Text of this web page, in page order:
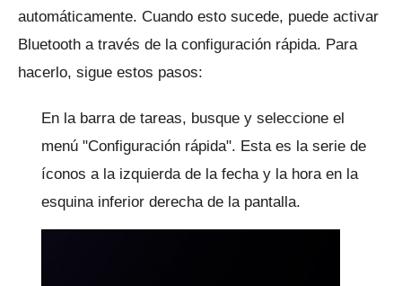
automáticamente. Cuando esto sucede, puede activar
Bluetooth a través de la configuración rápida. Para
hacerlo, sigue estos pasos:
En la barra de tareas, busque y seleccione el
menú "Configuración rápida". Esta es la serie de
íconos a la izquierda de la fecha y la hora en la
esquina inferior derecha de la pantalla.